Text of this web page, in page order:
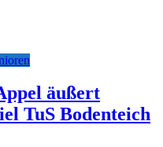
äußert
TuS Bodenteich